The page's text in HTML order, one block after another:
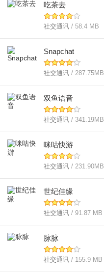
吃茶去
社交通讯 / 58.4 MB
Snapchat
社交通讯 / 287.75MB
双鱼语音
社交通讯 / 341.19MB
咪咕快游
社交通讯 / 231.90MB
世纪佳缘
社交通讯 / 91.87 MB
脉脉
社交通讯 / 155.9 MB